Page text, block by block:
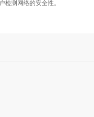
测网络的安全性。